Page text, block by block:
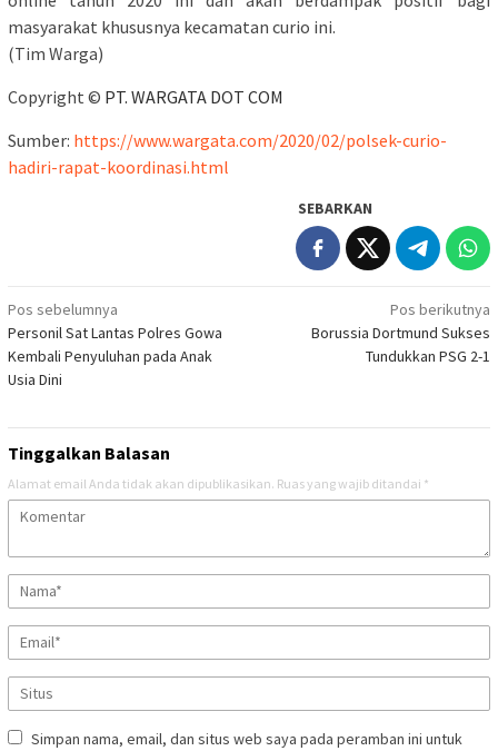
masyarakat khususnya kecamatan curio ini.
(Tim Warga)
Copyright © PT. WARGATA DOT COM
Sumber: https://www.wargata.com/2020/02/polsek-curio-
hadiri-rapat-koordinasi.html
SEBARKAN
Navigasi
pos
Pos sebelumnya
Personil Sat Lantas Polres Gowa
Kembali Penyuluhan pada Anak
Usia Dini
Pos berikutnya
Borussia Dortmund Sukses
Tundukkan PSG 2-1
Tinggalkan Balasan
Alamat email Anda tidak akan dipublikasikan. Ruas yang wajib ditandai *
Simpan nama, email, dan situs web saya pada peramban ini untuk